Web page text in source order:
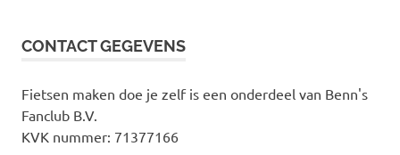
CONTACT GEGEVENS
Fietsen maken doe je zelf is een onderdeel van Benn's
Fanclub B.V.
KVK nummer: 71377166